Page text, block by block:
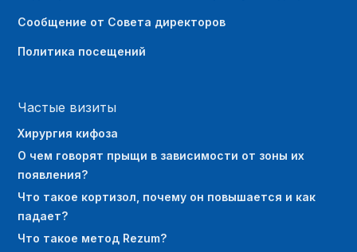
Сообщение от Совета директоров
Политика посещений
Частые визиты
Хирургия кифоза
О чем говорят прыщи в зависимости от зоны их
появления?
Что такое кортизол, почему он повышается и как
падает?
Что такое метод Rezum?